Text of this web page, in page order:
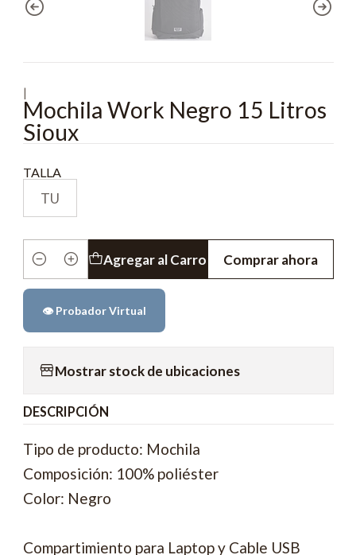
|
Mochila Work Negro 15 Litros
Sioux
TALLA
TU
Cantidad
Agregar al Carro Comprar ahora
👁️ Probador Virtual
Mostrar stock de ubicaciones
DESCRIPCIÓN
Tipo de producto: Mochila
Composición: 100% poliéster
Color: Negro
Compartimiento para Laptop y Cable USB